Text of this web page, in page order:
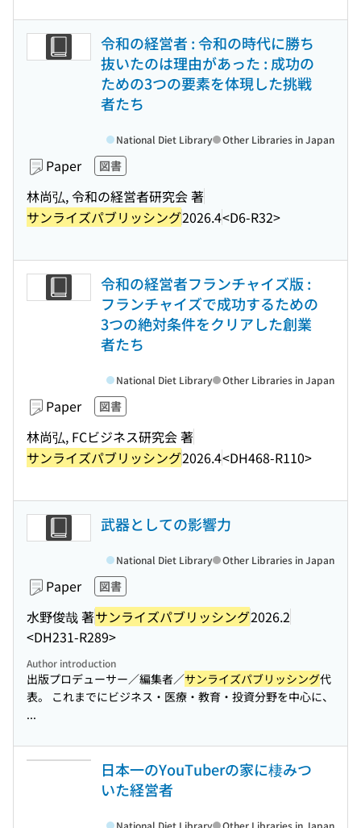
令和の経営者 : 令和の時代に勝ち
抜いたのは理由があった : 成功の
ための3つの要素を体現した挑戦
者たち
Paper 図書
林尚弘, 令和の経営者研究会 著
サンライズパブリッシング2026.4<D6-R32>
National Diet Library Other Libraries in Japan
令和の経営者フランチャイズ版 :
フランチャイズで成功するための
3つの絶対条件をクリアした創業
者たち
Paper 図書
林尚弘, FCビジネス研究会 著
サンライズパブリッシング2026.4<DH468-R110>
National Diet Library Other Libraries in Japan
武器としての影響力
Paper 図書
水野俊哉 著サンライズパブリッシング2026.2
<DH231-R289>
National Diet Library Other Libraries in Japan
Author introduction
出版プロデューサー／編集者／サンライズパブリッシング代
表。 これまでにビジネス・医療・教育・投資分野を中心に、
...
日本一のYouTuberの家に棲みつ
いた経営者
National Diet Library Other Libraries in Japan